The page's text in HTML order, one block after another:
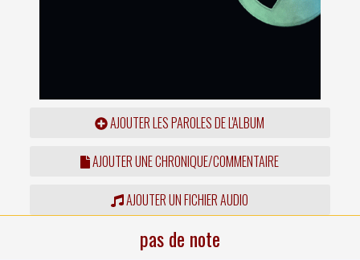
AJOUTER LES PAROLES DE L'ALBUM
AJOUTER UNE CHRONIQUE/COMMENTAIRE
AJOUTER UN FICHIER AUDIO
pas de note